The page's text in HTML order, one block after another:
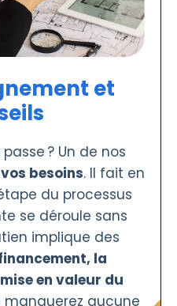
et
? Un de nos
besoins. Il fait en
du processus
se déroule sans
implique des
la
en valeur du
manquerez aucune